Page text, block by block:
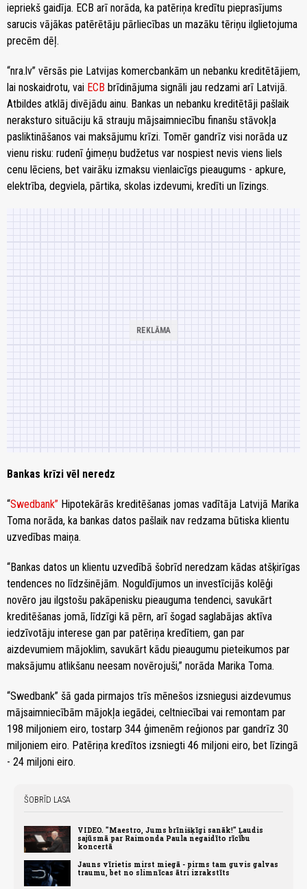
iepriekš gaidīja. ECB arī norāda, ka patēriņa kredītu pieprasījums
sarucis vājākas patērētāju pārliecības un mazāku tēriņu ilglietojuma
precēm dēļ.
“nra.lv” vērsās pie Latvijas komercbankām un nebanku kreditētājiem,
lai noskaidrotu, vai ECB brīdinājuma signāli jau redzami arī Latvijā.
Atbildes atklāj divējādu ainu. Bankas un nebanku kreditētāji pašlaik
neraksturo situāciju kā strauju mājsaimniecību finanšu stāvokļa
pasliktināšanos vai maksājumu krīzi. Tomēr gandrīz visi norāda uz
vienu risku: rudenī ģimeņu budžetus var nospiest nevis viens liels
cenu lēciens, bet vairāku izmaksu vienlaicīgs pieaugums - apkure,
elektrība, degviela, pārtika, skolas izdevumi, kredīti un līzings.
Bankas krīzi vēl neredz
“Swedbank” Hipotekārās kreditēšanas jomas vadītāja Latvijā Marika
Toma norāda, ka bankas datos pašlaik nav redzama būtiska klientu
uzvedības maiņa.
“Bankas datos un klientu uzvedībā šobrīd neredzam kādas atšķirīgas
tendences no līdzšinējām. Noguldījumos un investīcijās kolēģi
novēro jau ilgstošu pakāpenisku pieauguma tendenci, savukārt
kreditēšanas jomā, līdzīgi kā pērn, arī šogad saglabājas aktīva
iedzīvotāju interese gan par patēriņa kredītiem, gan par
aizdevumiem mājoklim, savukārt kādu pieaugumu pieteikumos par
maksājumu atlikšanu neesam novērojuši,” norāda Marika Toma.
“Swedbank” šā gada pirmajos trīs mēnešos izsniegusi aizdevumus
mājsaimniecībām mājokļa iegādei, celtniecībai vai remontam par
198 miljoniem eiro, tostarp 344 ģimenēm reģionos par gandrīz 30
miljoniem eiro. Patēriņa kredītos izsniegti 46 miljoni eiro, bet līzingā
- 24 miljoni eiro.
ŠOBRĪD LASA
VIDEO. "Maestro, Jums brīnišķīgi sanāk!" Ļaudis
sajūsmā par Raimonda Paula negaidīto rīcību
koncertā
Jauns vīrietis mirst miegā - pirms tam guvis galvas
traumu, bet no slimnīcas ātri izrakstīts